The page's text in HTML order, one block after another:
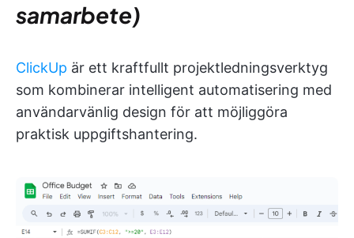
samarbete)
ClickUp är ett kraftfullt projektledningsverktyg
som kombinerar intelligent automatisering med
användarvänlig design för att möjliggöra
praktisk uppgiftshantering.